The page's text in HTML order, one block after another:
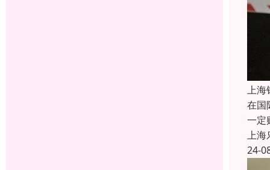
上海
在国
一定
上海
24-